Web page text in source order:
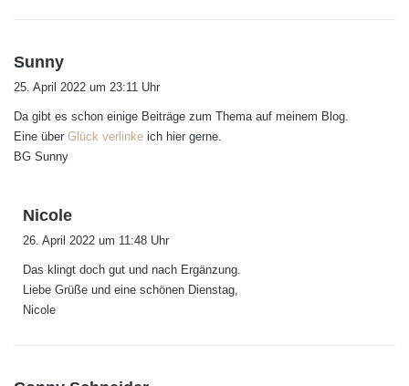
Sunny
a
t
25. April 2022 um 23:11 Uhr
Da gibt es schon einige Beiträge zum Thema auf meinem Blog.
Eine über Glück verlinke ich hier gerne.
BG Sunny
Nicole
a
t
:
26. April 2022 um 11:48 Uhr
Das klingt doch gut und nach Ergänzung.
Liebe Grüße und eine schönen Dienstag,
Nicole